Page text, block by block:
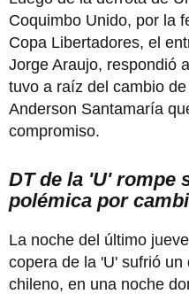
Coquimbo Unido, por la
Copa Libertadores, el
Jorge Araujo, respondió
tuvo a raíz del cambio
Anderson Santamaría
compromiso.
DT de la 'U' rompe
polémica por
La noche del último
copera de la 'U' sufrió
chileno, en una noche